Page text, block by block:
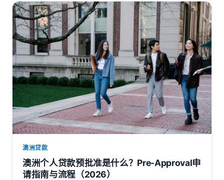
澳洲贷款
澳洲个人贷款预批准是什么？Pre-Approval申
请指南与流程（2026）